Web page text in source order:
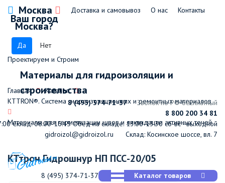
Москва
Ваш город
Москва?
Да Нет
Доставка и самовывоз О нас Контакты
Проектируем и Строим
Материалы для гидроизоляции и
строительства
8 (495) 374-71-37
Звонок по РФ бесплатный
8 800 200 34 81
Склад: 08:00-16:45Обед на складе: 13:00-13:30 сб-вс - выходной
gidroizol@gidroizol.ru
Склад: Косинское шоссе, вл. 7
8 (495) 374-71-37
Каталог товаров
Главная
Каталог
КТТRON®. Система гидроизоляционных и ремонтных материалов
Материалы для герметизации швов и ликвидации активных течей
КТтрон Гидрошнур НП ПСС-20/05